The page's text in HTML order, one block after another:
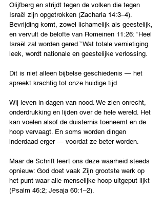
Olijfberg en strijdt tegen de volken die tegen
Israël zijn opgetrokken (Zacharia 14:3–4).
Bevrijding komt, zowel lichamelijk als geestelijk,
en vervult de belofte van Romeinen 11:26: “Heel
Israël zal worden gered.” Wat totale vernietiging
leek, wordt nationale en geestelijke verlossing.
Dit is niet alleen bijbelse geschiedenis — het
spreekt krachtig tot onze huidige tijd.
Wij leven in dagen van nood. We zien onrecht,
onderdrukking en lijden over de hele wereld. Het
kan voelen alsof de duisternis toeneemt en de
hoop vervaagt. En soms worden dingen
inderdaad erger — voordat ze beter worden.
Maar de Schrift leert ons deze waarheid steeds
opnieuw: God doet vaak Zijn grootste werk op
het punt waar alle menselijke hoop uitgeput lijkt
(Psalm 46:2; Jesaja 60:1–2).